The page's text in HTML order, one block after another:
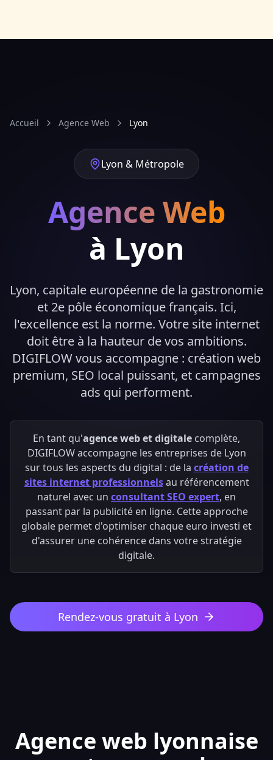
Accueil Agence Web Lyon
Lyon & Métropole
Agence Web
à Lyon
Lyon, capitale européenne de la gastronomie
et 2e pôle économique français. Ici,
l'excellence est la norme. Votre site internet
doit être à la hauteur de vos ambitions.
DIGIFLOW vous accompagne : création web
premium, SEO local puissant, et campagnes
ads qui performent.
En tant qu'agence web et digitale complète,
DIGIFLOW accompagne les entreprises de Lyon
sur tous les aspects du digital : de la création de
sites internet professionnels au référencement
naturel avec un consultant SEO expert, en
passant par la publicité en ligne. Cette approche
globale permet d'optimiser chaque euro investi et
d'assurer une cohérence dans votre stratégie
digitale.
Rendez-vous gratuit à Lyon
Agence web lyonnaise